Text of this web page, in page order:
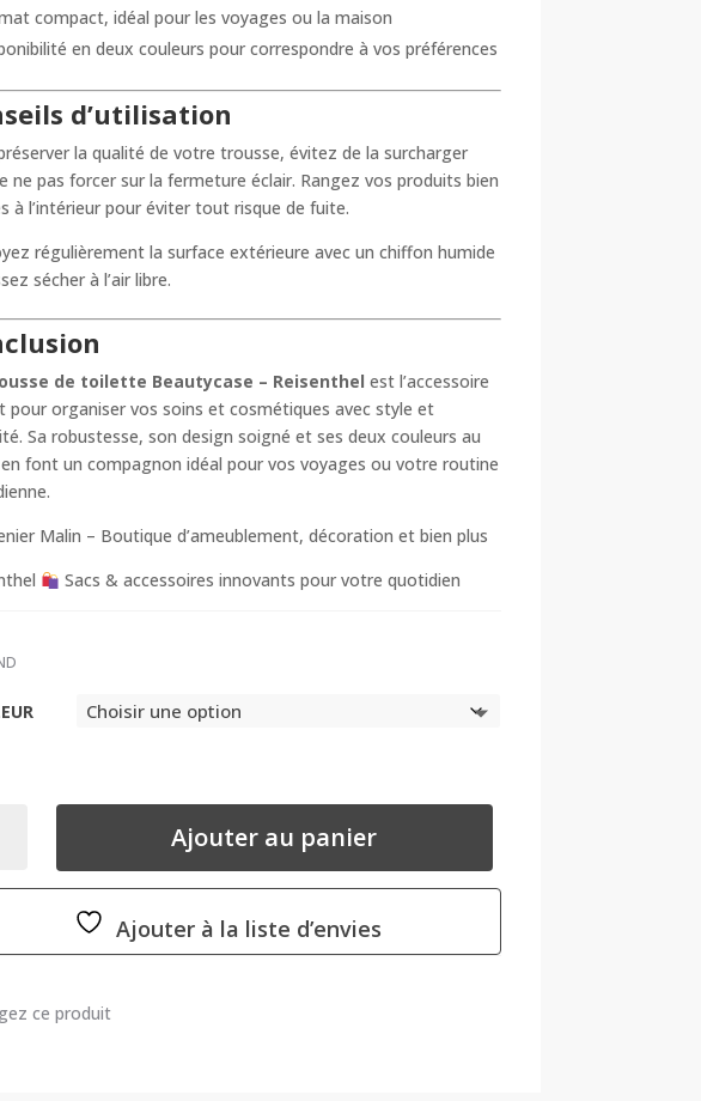
compact, idéal pour les voyages ou la maison
en deux couleurs pour correspondre à vos préférences
d’utilisation
la qualité de votre trousse, évitez de la surcharger
ne pas forcer sur la fermeture éclair. Rangez vos produits bien
à l’intérieur pour éviter tout risque de fuite.
régulièrement la surface extérieure avec un chiffon humide
sécher à l’air libre.
de toilette Beautycase – Reisenthel est l’accessoire
pour organiser vos soins et cosmétiques avec style et
Sa robustesse, son design soigné et ses deux couleurs au
font un compagnon idéal pour vos voyages ou votre routine
Malin – Boutique d’ameublement, décoration et bien plus
Sacs & accessoires innovants pour votre quotidien
Ajouter au panier
Ajouter à la liste d’envies
ce produit